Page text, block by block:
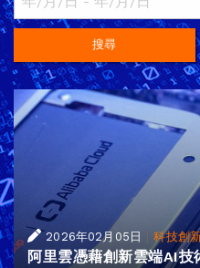
搜尋
2026年02月05日 |科技創
阿里雲憑藉創新雲端AI